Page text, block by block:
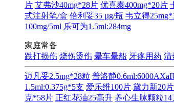
片 艾弗沙40mg*28片 优喜泰400mg*20片
式注射笔/盒 倍利妥35 µg/瓶 韦立得
100mg/5ml 乐可为1.5ml:284mg
家庭常备
跌打损伤 烧伤烫伤 晕车晕船 牙疼用药 清
迈凡妥2.5mg*28粒 普洛静
1.5ml:0.375g*5支 爱乐维100片 黛力新20片
克*58片 正红花油25毫升 养心生脉颗粒